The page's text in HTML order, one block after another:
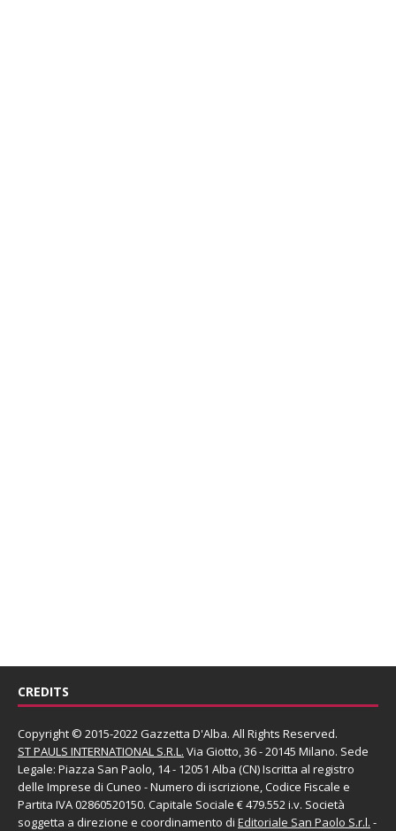
CREDITS
Copyright © 2015-2022 Gazzetta D'Alba. All Rights Reserved.
ST PAULS INTERNATIONAL S.R.L. Via Giotto, 36 - 20145 Milano. Sede
Legale: Piazza San Paolo, 14 - 12051 Alba (CN) Iscritta al registro
delle Imprese di Cuneo - Numero di iscrizione, Codice Fiscale e
Partita IVA 02860520150. Capitale Sociale € 479.552 i.v. Società
soggetta a direzione e coordinamento di Editoriale San Paolo S.r.l. -